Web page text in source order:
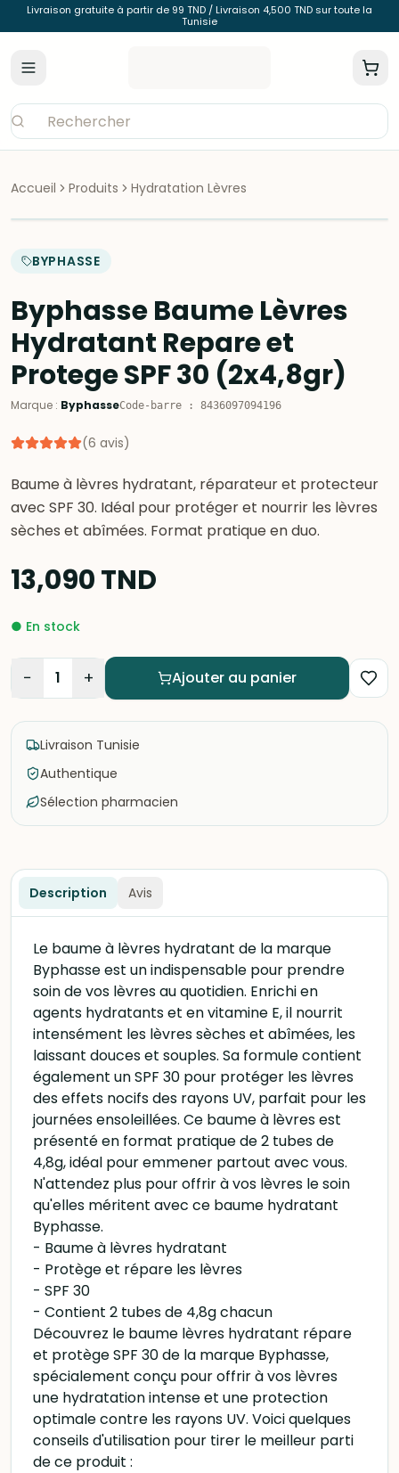
Livraison gratuite à partir de 99 TND / Livraison 4,500 TND sur toute la
Tunisie
Accueil Produits Hydratation Lèvres
BYPHASSE
Byphasse Baume Lèvres
Hydratant Repare et
Protege SPF 30 (2x4,8gr)
Marque : ByphasseCode-barre : 8436097094196
(6 avis)
Baume à lèvres hydratant, réparateur et protecteur
avec SPF 30. Idéal pour protéger et nourrir les lèvres
sèches et abîmées. Format pratique en duo.
13,090TND
● En stock
− 1 + Ajouter au panier
Livraison Tunisie
Authentique
Sélection pharmacien
Description Avis
Le baume à lèvres hydratant de la marque
Byphasse est un indispensable pour prendre
soin de vos lèvres au quotidien. Enrichi en
agents hydratants et en vitamine E, il nourrit
intensément les lèvres sèches et abîmées, les
laissant douces et souples. Sa formule contient
également un SPF 30 pour protéger les lèvres
des effets nocifs des rayons UV, parfait pour les
journées ensoleillées. Ce baume à lèvres est
présenté en format pratique de 2 tubes de
4,8g, idéal pour emmener partout avec vous.
N'attendez plus pour offrir à vos lèvres le soin
qu'elles méritent avec ce baume hydratant
Byphasse.
- Baume à lèvres hydratant
- Protège et répare les lèvres
- SPF 30
- Contient 2 tubes de 4,8g chacun
Découvrez le baume lèvres hydratant répare
et protège SPF 30 de la marque Byphasse,
spécialement conçu pour offrir à vos lèvres
une hydratation intense et une protection
optimale contre les rayons UV. Voici quelques
conseils d'utilisation pour tirer le meilleur parti
de ce produit :